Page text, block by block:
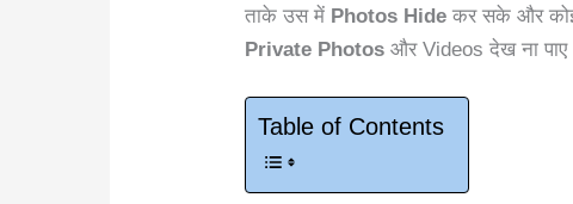
ताके उस में Photos Hide कर सके और
Private Photos और Videos देख ना
Table of Contents